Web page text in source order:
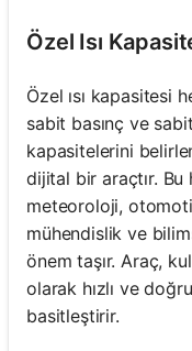
Özel Isı
Özel ısı kapasitesi
sabit basınç ve
kapasitelerini
dijital bir araçtır. Bu
meteoroloji,
mühendislik ve
önem taşır. Araç,
olarak hızlı ve
basitleştirir.